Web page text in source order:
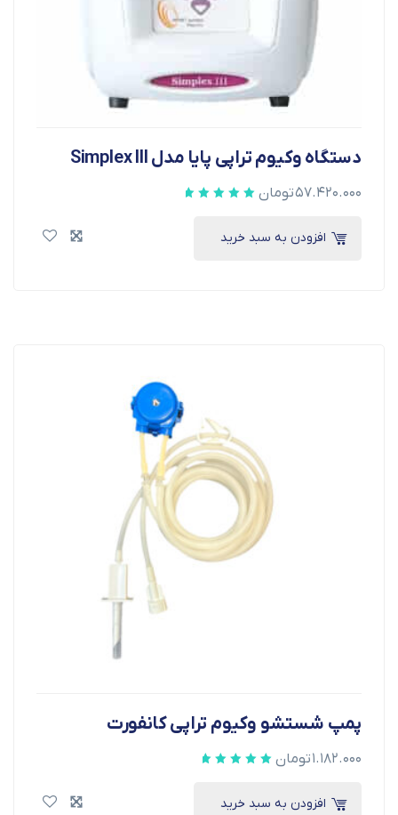
دستگاه وکیوم تراپی پایا مدل Simplex III
۵۷.۴۲۰.۰۰۰تومان
افزودن به سبد خرید
پمپ شستشو وکیوم تراپی کانفورت
۱.۱۸۲.۰۰۰تومان
افزودن به سبد خرید